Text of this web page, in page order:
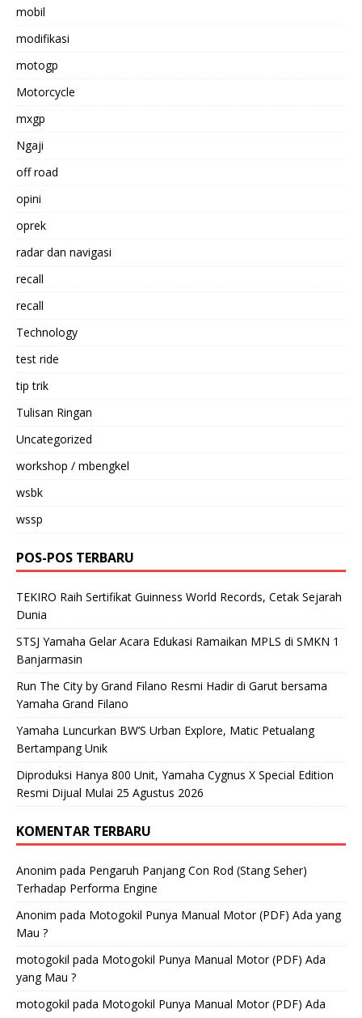
mobil
modifikasi
motogp
Motorcycle
mxgp
Ngaji
off road
opini
oprek
radar dan navigasi
recall
recall
Technology
test ride
tip trik
Tulisan Ringan
Uncategorized
workshop / mbengkel
wsbk
wssp
POS-POS TERBARU
TEKIRO Raih Sertifikat Guinness World Records, Cetak Sejarah
Dunia
STSJ Yamaha Gelar Acara Edukasi Ramaikan MPLS di SMKN 1
Banjarmasin
Run The City by Grand Filano Resmi Hadir di Garut bersama
Yamaha Grand Filano
Yamaha Luncurkan BW’S Urban Explore, Matic Petualang
Bertampang Unik
Diproduksi Hanya 800 Unit, Yamaha Cygnus X Special Edition
Resmi Dijual Mulai 25 Agustus 2026
KOMENTAR TERBARU
Anonim pada Pengaruh Panjang Con Rod (Stang Seher)
Terhadap Performa Engine
Anonim pada Motogokil Punya Manual Motor (PDF) Ada yang
Mau ?
motogokil pada Motogokil Punya Manual Motor (PDF) Ada
yang Mau ?
motogokil pada Motogokil Punya Manual Motor (PDF) Ada